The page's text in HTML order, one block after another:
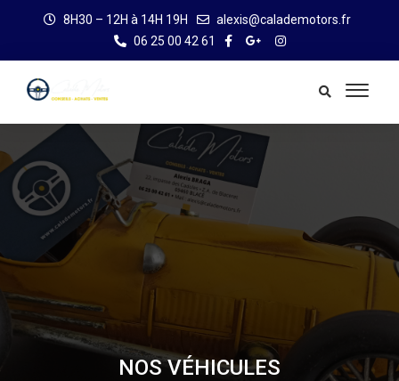
8H30 – 12H à 14H 19H
alexis@calademotors.fr
06 25 00 42 61
NOS VÉHICULES